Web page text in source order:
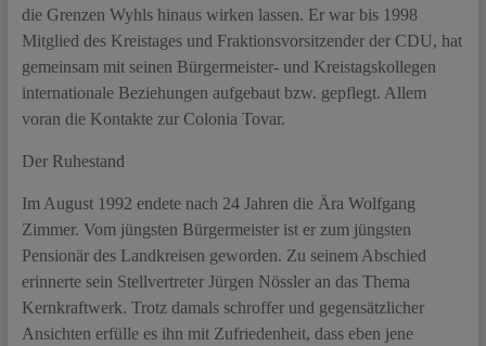
die Grenzen Wyhls hinaus wirken lassen. Er war bis 1998
Mitglied des Kreistages und Fraktionsvorsitzender der CDU, hat
gemeinsam mit seinen Bürgermeister- und Kreistagskollegen
internationale Beziehungen aufgebaut bzw. gepflegt. Allem
voran die Kontakte zur Colonia Tovar.
Der Ruhestand
Im August 1992 endete nach 24 Jahren die Ära Wolfgang
Zimmer. Vom jüngsten Bürgermeister ist er zum jüngsten
Pensionär des Landkreisen geworden. Zu seinem Abschied
erinnerte sein Stellvertreter Jürgen Nössler an das Thema
Kernkraftwerk. Trotz damals schroffer und gegensätzlicher
Ansichten erfülle es ihn mit Zufriedenheit, dass eben jene